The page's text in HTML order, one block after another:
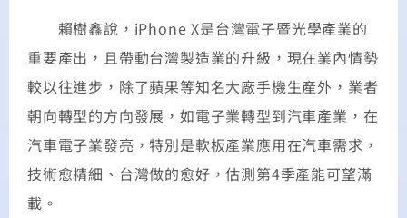
賴樹鑫說，iPhone X是台灣電子暨光學產業的
重要產出，且帶動台灣製造業的升級，現在業內情勢
較以往進步，除了蘋果等知名大廠手機生產外，業者
朝向轉型的方向發展，如電子業轉型到汽車產業，在
汽車電子業發亮，特別是軟板產業應用在汽車需求，
技術愈精細、台灣做的愈好，估測第4季產能可望滿
載。